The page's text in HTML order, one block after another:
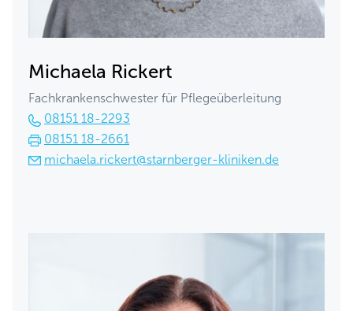
Michaela Rickert
Fachkrankenschwester für Pflegeüberleitung
08151 18-2293
08151 18-2661
michaela.rickert@starnberger-kliniken.de